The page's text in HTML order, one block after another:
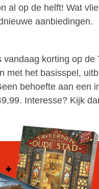
al op de helft! Wat
aanbiedingen.
vandaag korting op
met het basisspel,
behoefte aan een
Interesse? Kijk